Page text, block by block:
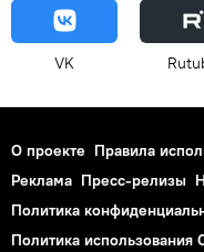
VK
О проекте Правила
Реклама Пресс-релизы
Политика
Политика использования